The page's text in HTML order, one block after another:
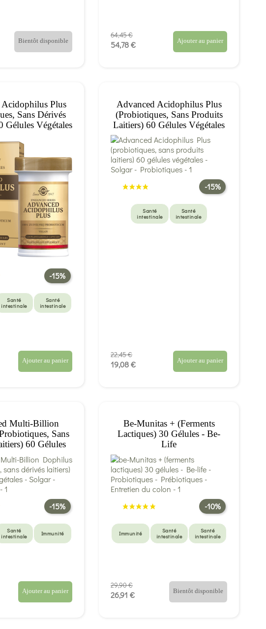
Bientôt disponible
64,45 €
54,78 € Ajouter au panier
Acidophilus Plus
Sans Dérivés
Gélules Végétales
-15%
Santé
intestinale
Santé
intestinale
Ajouter au panier
Advanced Acidophilus Plus
(probiotiques, Sans Produits
Laitiers) 60 Gélules Végétales
- Solgar
-15%
Santé
intestinale
Santé
intestinale
22,45 €
19,08 € Ajouter au panier
Multi-Billion
Sans
60 Gélules
- Solgar
-15%
Santé
intestinale
Immunité
Ajouter au panier
Be-Munitas + (ferments
Lactiques) 30 Gélules - Be-
Life
-10%
Immunité
Santé
intestinale
Santé
intestinale
29,90 €
26,91 € Bientôt disponible